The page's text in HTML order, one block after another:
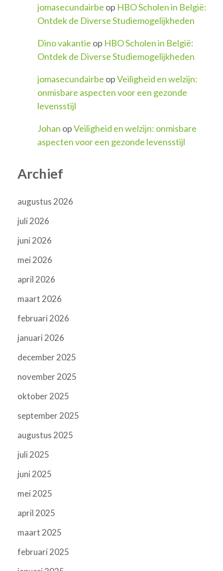
jomasecundairbe op HBO Scholen in België:
Ontdek de Diverse Studiemogelijkheden
Dino vakantie op HBO Scholen in België:
Ontdek de Diverse Studiemogelijkheden
jomasecundairbe opVeiligheid en welzijn:
onmisbare aspecten voor een gezonde
levensstijl
Johan opVeiligheid en welzijn: onmisbare
aspecten voor een gezonde levensstijl
Archief
augustus 2026
juli 2026
juni 2026
mei 2026
april 2026
maart 2026
februari 2026
januari 2026
december 2025
november 2025
oktober 2025
september 2025
augustus 2025
juli 2025
juni 2025
mei 2025
april 2025
maart 2025
februari 2025